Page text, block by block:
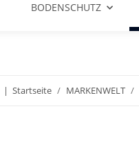
BODENSCHUTZ
Startseite MARKENWELT